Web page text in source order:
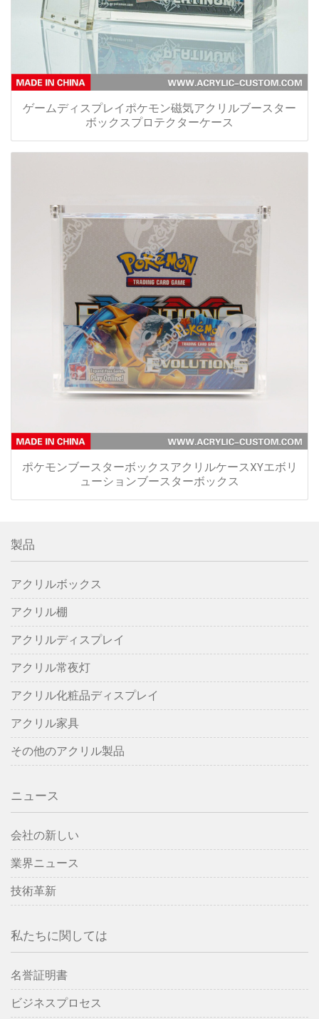
ゲームディスプレイポケモン磁気アクリルブースター
ボックスプロテクターケース
ポケモンブースターボックスアクリルケースXYエボリ
ューションブースターボックス
製品
アクリルボックス
アクリル棚
アクリルディスプレイ
アクリル常夜灯
アクリル化粧品ディスプレイ
アクリル家具
その他のアクリル製品
ニュース
会社の新しい
業界ニュース
技術革新
私たちに関しては
名誉証明書
ビジネスプロセス